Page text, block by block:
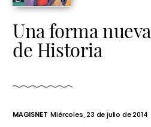
Una forma
de Historia
MAGISNET Miércoles, 23 de julio de 2014